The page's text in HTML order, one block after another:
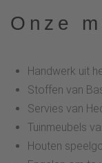
Onze
Handwerk uit
Stoffen van
Servies van
Tuinmeubels
Houten